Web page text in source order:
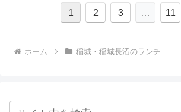
1 2 3 … 11
ホーム 稲城・稲城長沼のランチ